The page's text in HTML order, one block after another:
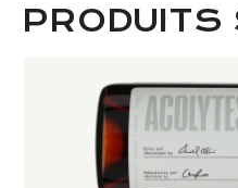
PRODUITS